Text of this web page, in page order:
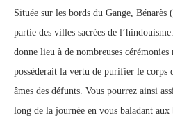
Située sur les bords du Gange, Bénarès
partie des villes sacrées de
donne lieu à de nombreuses cérémonies
possèderait la vertu de purifier le corps
âmes des défunts. Vous pourrez ainsi
long de la journée en vous baladant aux